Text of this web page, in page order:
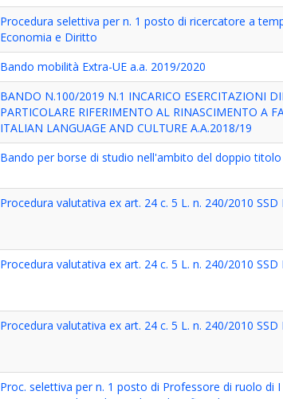
Procedura selettiva per n. 1 posto di ricercatore a
Economia e Diritto
Bando mobilità Extra-UE a.a. 2019/2020
BANDO N.100/2019 N.1 INCARICO ESERCITAZIONI
PARTICOLARE RIFERIMENTO AL RINASCIMENTO A
ITALIAN LANGUAGE AND CULTURE A.A.2018/19
Bando per borse di studio nell'ambito del doppio titolo
Procedura valutativa ex art. 24 c. 5 L. n. 240/2010
Procedura valutativa ex art. 24 c. 5 L. n. 240/2010
Procedura valutativa ex art. 24 c. 5 L. n. 240/2010
Proc. selettiva per n. 1 posto di Professore di ruolo di